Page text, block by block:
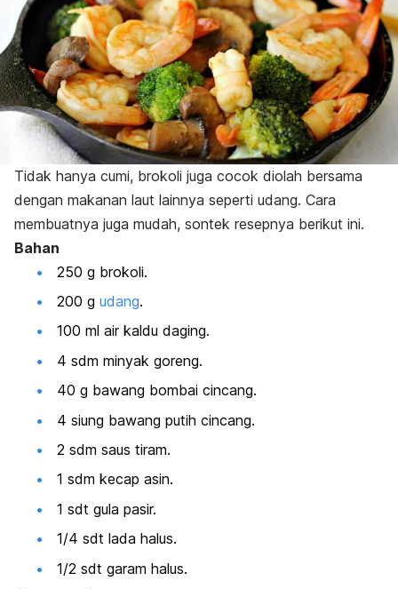
Tidak hanya cumi, brokoli juga cocok diolah bersama
dengan makanan laut lainnya seperti udang. Cara
membuatnya juga mudah, sontek resepnya berikut ini.
Bahan
250 g brokoli.
200 g udang.
100 ml air kaldu daging.
4 sdm minyak goreng.
40 g bawang bombai cincang.
4 siung bawang putih cincang.
2 sdm saus tiram.
1 sdm kecap asin.
1 sdt gula pasir.
1/4 sdt lada halus.
1/2 sdt garam halus.